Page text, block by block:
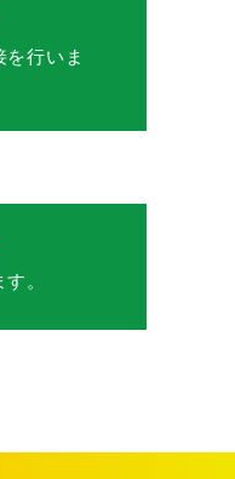
を行いま
。